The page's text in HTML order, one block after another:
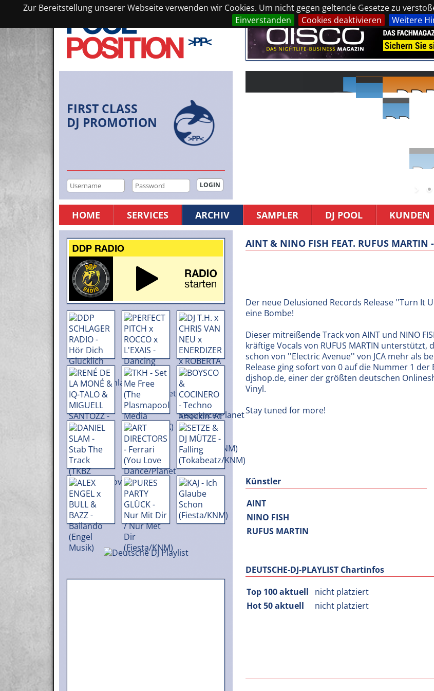
Zur Bereitstellung unserer Webseite verwenden wir Cookies. Um nicht gegen geltende Gesetze zu
Einverstanden
Cookies deaktivieren Weitere
FIRST CLASS
DJ PROMOTION
HOME SERVICES ARCHIV SAMPLER DJ POOL KUNDEN
AINT & NINO FISH FEAT. RUFUS MARTIN
Der neue Delusioned Records Release ''Turn It
eine Bombe!
Dieser mitreißende Track von AINT und NINO
kräftige Vocals von RUFUS MARTIN unterstützt,
schon von ''Electric Avenue'' von JCA mehr als
Release ging sofort von 0 auf die Nummer 1
djshop.de, einer der größten deutschen
Vinyl.
Stay tuned for more!
Künstler
AINT
NINO FISH
RUFUS MARTIN
DEUTSCHE-DJ-PLAYLIST Chartinfos
Top 100 aktuell
nicht platziert
Hot 50 aktuell
nicht platziert